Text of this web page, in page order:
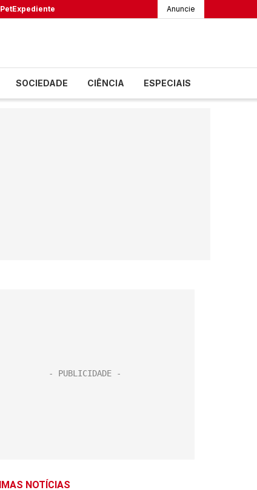
PetExpediente Anuncie
SOCIEDADE CIÊNCIA ESPECIAIS